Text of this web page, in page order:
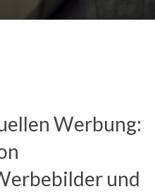
Werbung:
und